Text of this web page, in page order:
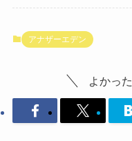
アナザーエデン
よかっ